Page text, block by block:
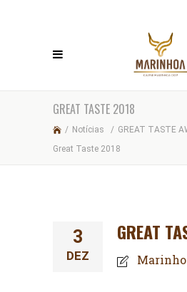
GREAT TASTE 2018
/ Notícias / GREAT TASTE
Great Taste 2018
3
DEZ
GREAT